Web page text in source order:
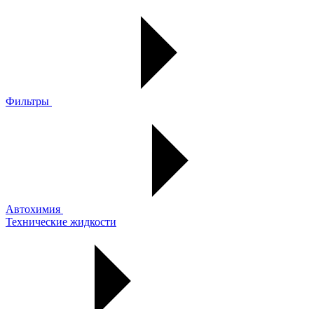
Фильтры
Автохимия
Технические жидкости